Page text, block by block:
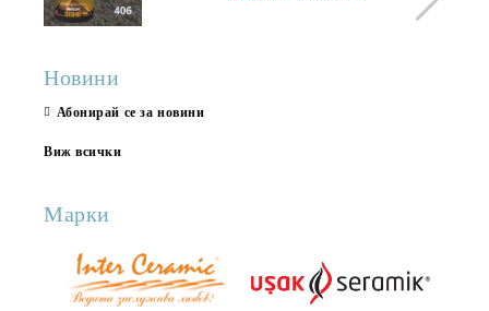
Новини
Абонирай се за новини
Виж всички
Марки